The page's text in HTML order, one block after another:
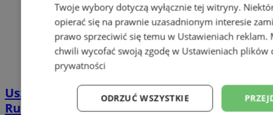
Uszkodzono Mitsubishi na parkingu w
Rudzie Śląskiej. Policja szuka świadków
Twoje wybory dotyczą wyłącznie tej witryny.
opierać się na prawnie uzasadnionym interesie
prawo sprzeciwić się temu w Ustawieniach reklam.
chwili wycofać swoją zgodę w Ustawieniach plików
prywatności
ODRZUĆ WSZYSTKIE